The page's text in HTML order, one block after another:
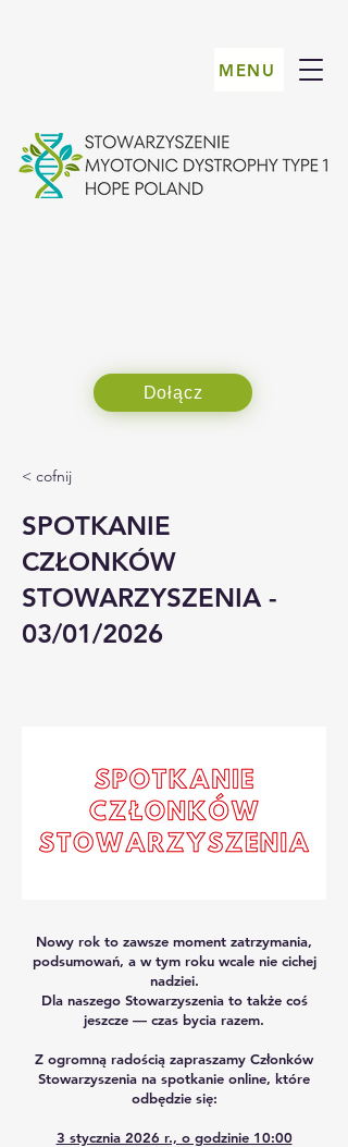
MENU
Dołącz
< cofnij
SPOTKANIE
CZŁONKÓW
STOWARZYSZENIA -
03/01/2026
Nowy rok to zawsze moment zatrzymania,
podsumowań, a w tym roku wcale nie cichej
nadziei.
Dla naszego Stowarzyszenia to także coś
jeszcze — czas bycia razem.
Z ogromną radością zapraszamy Członków
Stowarzyszenia na spotkanie online, które
odbędzie się:
3 stycznia 2026 r., o godzinie 10:00